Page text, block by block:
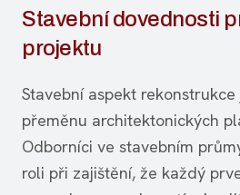
Stavební dovednosti
projektu
Stavební aspekt
přeměnu architektonických
Odborníci ve stavebním
roli při zajištění, že každý